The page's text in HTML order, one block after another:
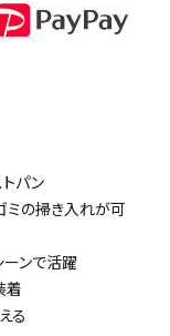
パン
ミの掃き入れが可
ーンで活躍
着
る